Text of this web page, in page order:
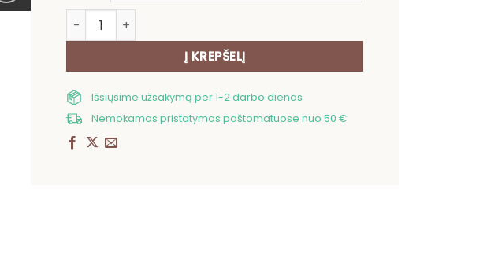
produkto kiekis: Duoninė Pilkos širdelės
Į KREPŠELĮ
Išsiųsime užsakymą per 1-2 darbo dienas
Nemokamas pristatymas paštomatuose nuo 50 €